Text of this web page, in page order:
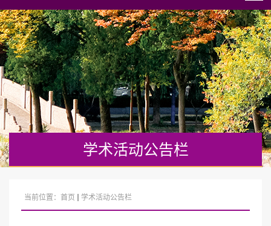
学术活动公告栏
当前位置： 首页 学术活动公告栏